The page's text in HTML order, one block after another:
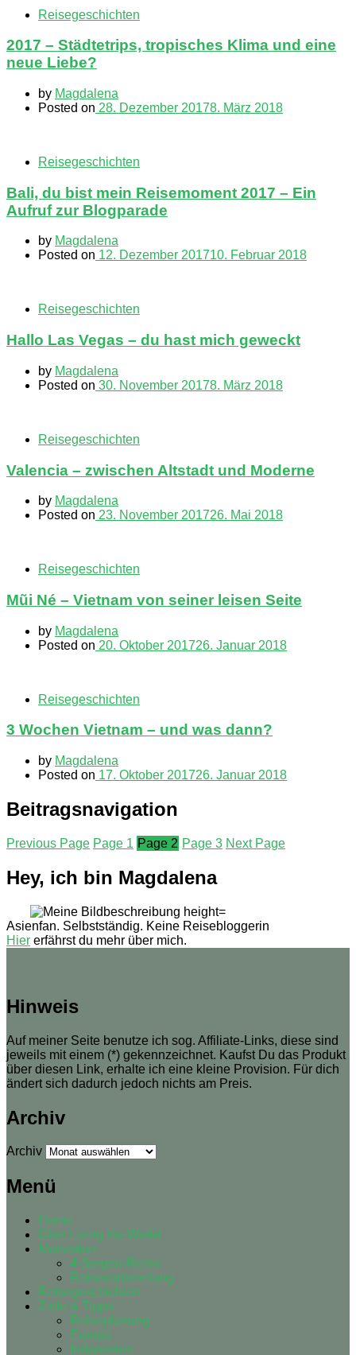
Reisegeschichten
2017 – Städtetrips, tropisches Klima und eine
neue Liebe?
by Magdalena
Posted on 28. Dezember 20178. März 2018
Reisegeschichten
Bali, du bist mein Reisemoment 2017 – Ein
Aufruf zur Blogparade
by Magdalena
Posted on 12. Dezember 201710. Februar 2018
Reisegeschichten
Hallo Las Vegas – du hast mich geweckt
by Magdalena
Posted on 30. November 20178. März 2018
Reisegeschichten
Valencia – zwischen Altstadt und Moderne
by Magdalena
Posted on 23. November 201726. Mai 2018
Reisegeschichten
Mũi Né – Vietnam von seiner leisen Seite
by Magdalena
Posted on 20. Oktober 201726. Januar 2018
Reisegeschichten
3 Wochen Vietnam – und was dann?
by Magdalena
Posted on 17. Oktober 201726. Januar 2018
Beitragsnavigation
Previous Page Page 1 Page 2 Page 3 Next Page
Hey, ich bin Magdalena
Asienfan. Selbstständig. Keine Reisebloggerin
Hier erfährst du mehr über mich.
Hinweis
Auf meiner Seite benutze ich sog. Affiliate-Links, diese sind
jeweils mit einem (*) gekennzeichnet. Kaufst Du das Produkt
über diesen Link, erhalte ich eine kleine Provision. Für dich
ändert sich dadurch jedoch nichts am Preis.
Archiv
Archiv
Menü
Home
Über Living the World
Motivation
4-Sorgen-Reihe
Reisevorbereitung
Reisegeschichten
Ziele & Tipps
Reiseplanung
Europa
Indonesien